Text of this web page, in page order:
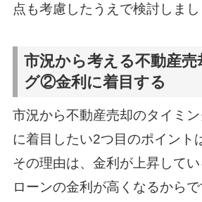
点も考慮したうえで検討しまし
市況から考える不動産
グ②金利に着目する
市況から不動産売却のタイミ
に着目したい2つ目のポイント
その理由は、金利が上昇して
ローンの金利が高くなるからで